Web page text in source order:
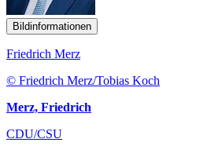
Bildinformationen
Friedrich Merz
© Friedrich Merz/Tobias Koch
Merz, Friedrich
CDU/CSU